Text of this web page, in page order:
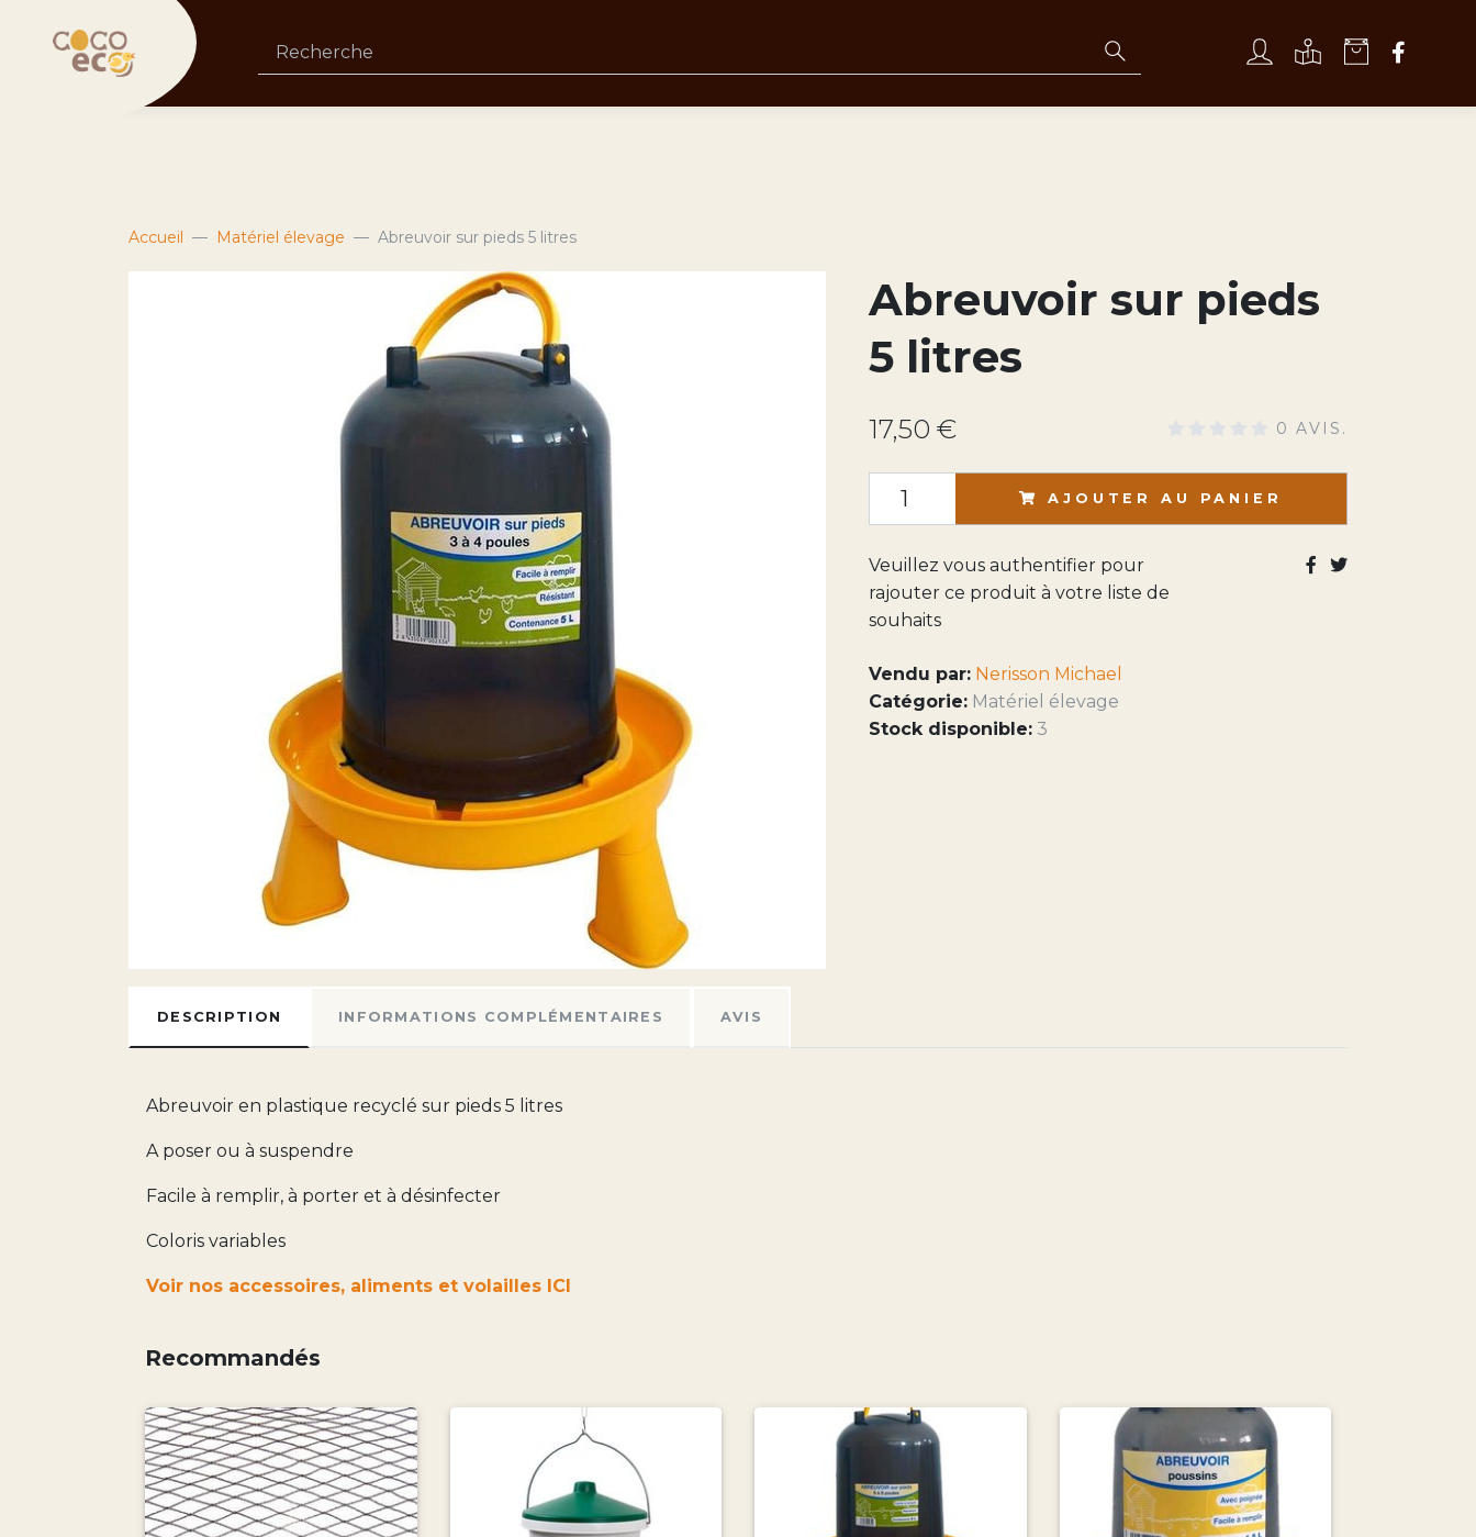
Accueil Matériel élevage Abreuvoir sur pieds 5 litres
Abreuvoir sur pieds
5 litres
17,50 € 0 AVIS.
AJOUTER AU PANIER
Veuillez vous authentifier pour
rajouter ce produit à votre liste de
souhaits
Vendu par: Nerisson Michael
Catégorie: Matériel élevage
Stock disponible: 3
DESCRIPTION INFORMATIONS COMPLÉMENTAIRES AVIS
Abreuvoir en plastique recyclé sur pieds 5 litres
A poser ou à suspendre
Facile à remplir, à porter et à désinfecter
Coloris variables
Voir nos accessoires, aliments et volailles ICI
Recommandés